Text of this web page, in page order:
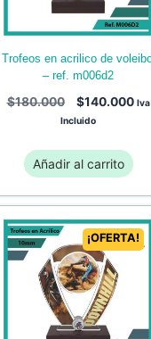
trofeos en acrilico de voleibol
– ref. m006d2
$180.000 $140.000 Iva
Incluido
Añadir al carrito
¡OFERTA!